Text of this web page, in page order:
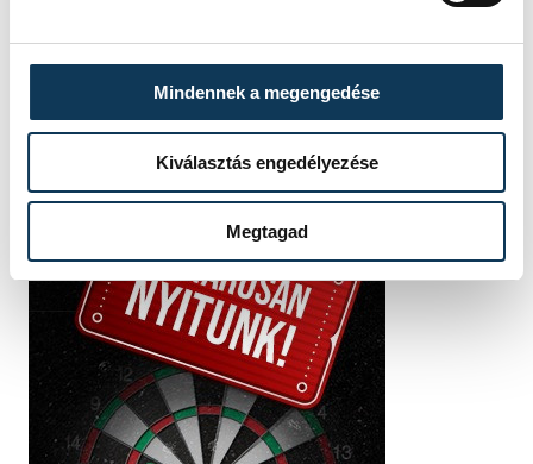
Mindennek a megengedése
Kiválasztás engedélyezése
Megtagad